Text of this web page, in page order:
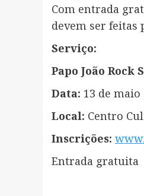
Com entrada
devem ser feitas
Serviço:
Papo João Rock
Data: 13 de
Local: Centro
Inscrições:
Entrada gratuita